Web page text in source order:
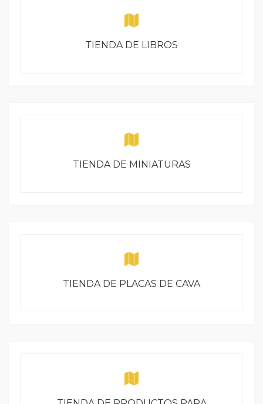
TIENDA DE LIBROS
TIENDA DE MINIATURAS
TIENDA DE PLACAS DE CAVA